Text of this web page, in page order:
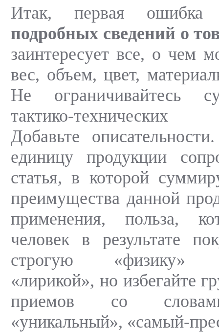
Итак, первая
подробных сведений о
заинтересует все, о чем
вес, объем, цвет,
Не ограничивайтесь
тактико-технических
Добавьте
единицу продукции
статья, в которой
преимущества данной
применения, польза,
человек в результате
строгую «физику»
«лирикой», но избегайте
приемов со
«уникальный», «самый-